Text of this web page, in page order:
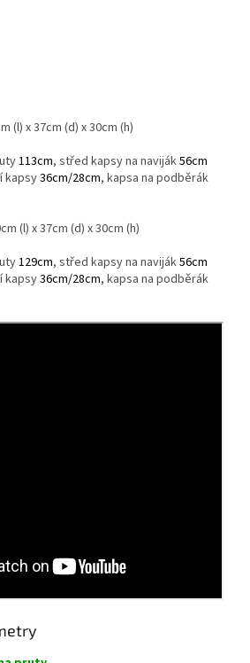
(l) x 37cm (d) x 30cm (h)
113cm, střed kapsy na naviják56cm
kapsy36cm/28cm, kapsa na podběrák
(l) x 37cm (d) x 30cm (h)
129cm, střed kapsy na naviják56cm
kapsy36cm/28cm, kapsa na podběrák